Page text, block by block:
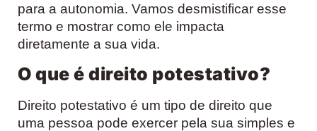
para a autonomia. Vamos desmistificar esse
termo e mostrar como ele impacta
diretamente a sua vida.
O que é direito potestativo?
Direito potestativo é um tipo de direito que
uma pessoa pode exercer pela sua simples e